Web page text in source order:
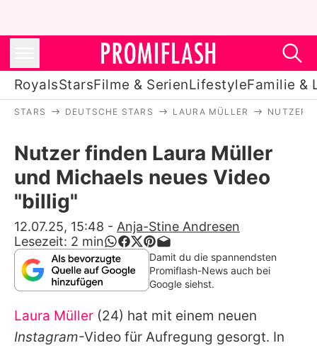
RoyalsStarsFilme & SerienLifestyleFamilie &
Stars
Filme & Serien
Lifestyle
Familie & Liebe
Promiflash Exklusiv
Alle Themen auf Promiflash
STARS DEUTSCHE STARS LAURA MÜLLER NUTZER
Nutzer finden Laura Müller
und Michaels neues Video
"billig"
12.07.25, 15:48 - Anja-Stine Andresen
Lesezeit: 2 min
Damit du die spannendsten
Promiflash-News auch bei
Google siehst.
Laura Müller (24) hat mit einem neuen
Instagram-Video für Aufregung gesorgt. In